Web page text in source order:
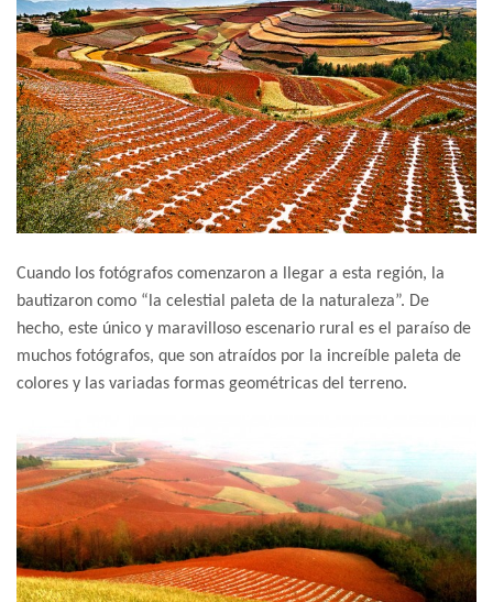
Cuando los fotógrafos comenzaron a llegar a esta región, la
bautizaron como “la celestial paleta de la naturaleza”. De
hecho, este único y maravilloso escenario rural es el paraíso de
muchos fotógrafos, que son atraídos por la increíble paleta de
colores y las variadas formas geométricas del terreno.